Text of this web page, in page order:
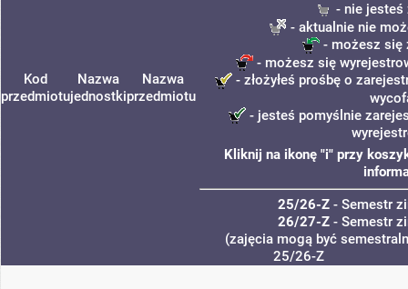
Kod
przedmiotu
Nazwa
jednostki
Nazwa
przedmiotu
- nie jesteś
- aktualnie nie
- możesz się
- możesz się
- złożyłeś prośbę o
- jesteś pomyślnie
Kliknij na ikonę "i" przy
25/26-Z- Semestr
26/27-Z- Semestr
(zajęcia mogą być
25/26-Z